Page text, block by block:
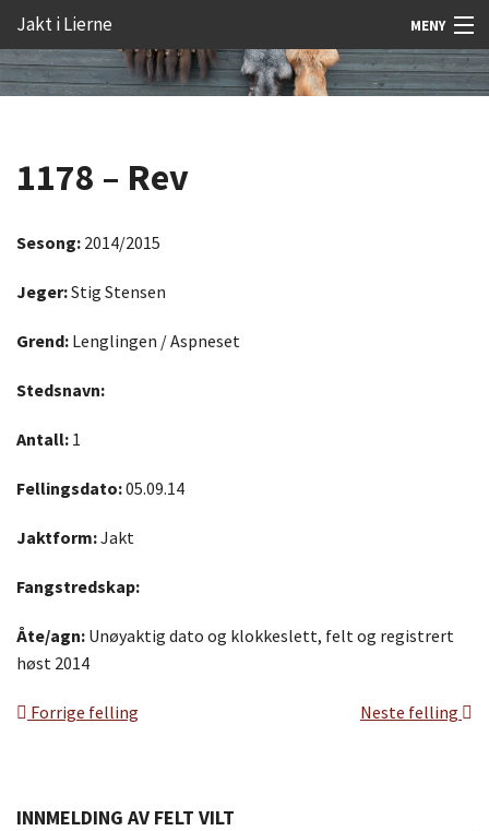
Jakt i Lierne MENY
Nyheter
Fangst
innholdet
Forstørre
1178 – Rev
Sesong: 2014/2015
Jeger:Stig Stensen
Grend: Lenglingen / Aspneset
Stedsnavn:
Antall: 1
Fellingsdato:05.09.14
Jaktform:Jakt
Fangstredskap:
Åte/agn: Unøyaktig dato og klokkeslett, felt og registrert
høst 2014
Forrige felling Neste felling
INNMELDING AV FELT VILT